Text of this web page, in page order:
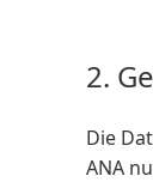
2.
Die
ANA